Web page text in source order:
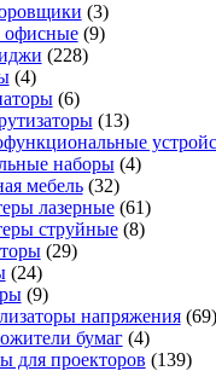
(3)
офисные (9)
(228)
(4)
(6)
(13)
наборы (4)
мебель (32)
лазерные (61)
струйные (8)
(29)
(24)
(9)
напряжения (69)
бумаг (4)
для проекторов (139)